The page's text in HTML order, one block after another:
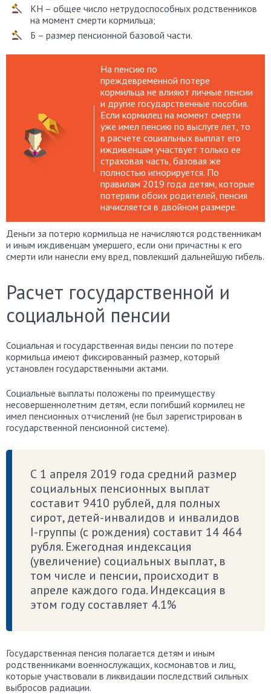
КН – общее число нетрудоспособных родственников
на момент смерти кормильца;
Б – размер пенсионной базовой части.
На пенсию по
преждевременной потере
кормильца не влияют личные пенсии
и другие государственные пособия.
Если кормилец на момент смерти
уже имел пенсию по выслуге лет, то
в расчете социальных выплат его
иждивенцам участвует только ее
страховая часть, базовая же
полностью игнорируется. По
правилам 2019 года детям, которые
потеряли обоих родителей, пенсия
начисляется в двойном размере.
Деньги за потерю кормильца не начисляются родственникам
и иным иждивенцам умершего, если они причастны к его
смерти или нанесли ему вред, повлекший дальнейшую гибель.
Расчет государственной и
социальной пенсии
Социальная и государственная виды пенсии по потере
кормильца имеют фиксированный размер, который
установлен государственными актами.
Социальные выплаты положены по преимуществу
несовершеннолетним детям, если погибший кормилец не
имел пенсионных отчислений (не был зарегистрирован в
государственной пенсионной системе).
С 1 апреля 2019 года средний размер
социальных пенсионных выплат
составит 9410 рублей, для полных
сирот, детей-инвалидов и инвалидов
I-группы (с рождения) составит 14 464
рубля. Ежегодная индексация
(увеличение) социальных выплат, в
том числе и пенсии, происходит в
апреле каждого года. Индексация в
этом году составляет 4.1%
Государственная пенсия полагается детям и иным
родственниками военнослужащих, космонавтов и лиц,
которые участвовали в ликвидации последствий сильных
выбросов радиации.